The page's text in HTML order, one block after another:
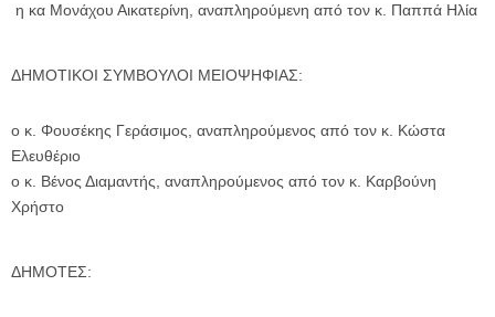
η κα Μονάχου Αικατερίνη, αναπληρούμενη από τον κ. Παππά Ηλία
ΔΗΜΟΤΙΚΟΙ ΣΥΜΒΟΥΛΟΙ ΜΕΙΟΨΗΦΙΑΣ:
ο κ. Φουσέκης Γεράσιμος, αναπληρούμενος από τον κ. Κώστα
Ελευθέριο
ο κ. Βένος Διαμαντής, αναπληρούμενος από τον κ. Καρβούνη
Χρήστο
ΔΗΜΟΤΕΣ: